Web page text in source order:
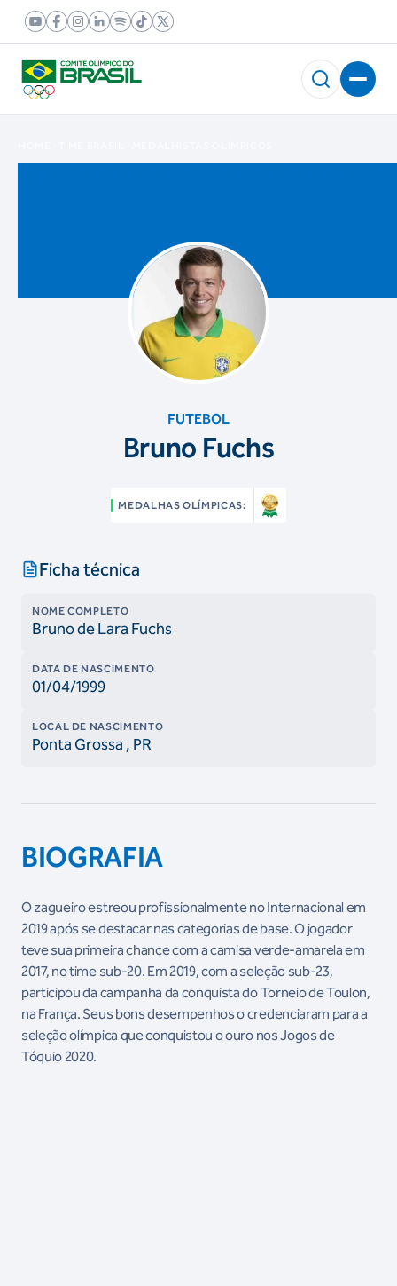
FUTEBOL
Bruno Fuchs
MEDALHAS OLÍMPICAS:
Ficha técnica
NOME COMPLETO
Bruno de Lara Fuchs
DATA DE NASCIMENTO
01/04/1999
LOCAL DE NASCIMENTO
Ponta Grossa , PR
BIOGRAFIA
O zagueiro estreou profissionalmente no Internacional em
2019 após se destacar nas categorias de base. O jogador
teve sua primeira chance com a camisa verde-amarela em
2017, no time sub-20. Em 2019, com a seleção sub-23,
participou da campanha da conquista do Torneio de Toulon,
na França. Seus bons desempenhos o credenciaram para a
seleção olímpica que conquistou o ouro nos Jogos de
Tóquio 2020.